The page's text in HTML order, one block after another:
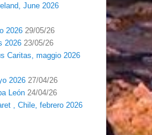
June 2026
2026 29/05/26
2026 23/05/26
Caritas, maggio 2026
2026 27/04/26
León 24/04/26
, Chile, febrero 2026